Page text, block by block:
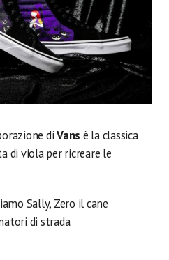
diVans è la classica
di viola per ricreare le
Sally, Zero il cane
di strada.